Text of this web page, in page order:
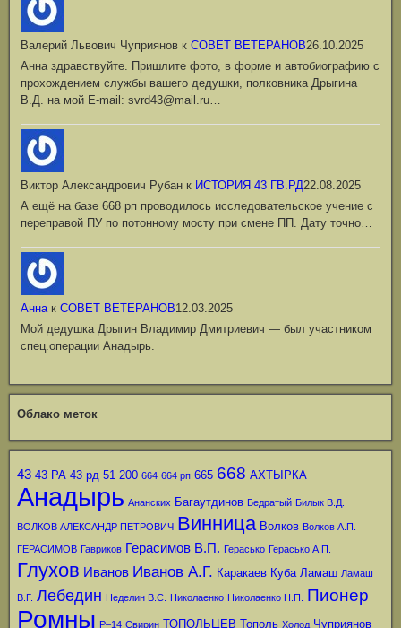
Валерий Львович Чуприянов к СОВЕТ ВЕТЕРАНОВ26.10.2025
Анна здравствуйте. Пришлите фото, в форме и автобиографию с
прохождением службы вашего дедушки, полковника Дрыгина
В.Д. на мой Е-mail: svrd43@mail.ru…
Виктор Александрович Рубан к ИСТОРИЯ 43 ГВ.РД 22.08.2025
А ещё на базе 668 рп проводилось исследовательское учение с
переправой ПУ по потонному мосту при смене ПП. Дату точно…
Анна к СОВЕТ ВЕТЕРАНОВ12.03.2025
Мой дедушка Дрыгин Владимир Дмитриевич — был участником
спец.операции Анадырь.
Облако меток
43 43 РА 43 рд 51 200 664 664 рп 665 668 АХТЫРКА
Анадырь Ананских Багаутдинов Бедратый Билык В.Д.
ВОЛКОВ АЛЕКСАНДР ПЕТРОВИЧ Винница Волков Волков А.П.
ГЕРАСИМОВ Гавриков Герасимов В.П. Герасько Герасько А.П.
Глухов Иванов Иванов А.Г. Каракаев Куба Ламаш Ламаш
В.Г. Лебедин Неделин В.С. Николаенко Николаенко Н.П. Пионер
Ромны Р–14 Свирин ТОПОЛЬЦЕВ Тополь Холод Чуприянов